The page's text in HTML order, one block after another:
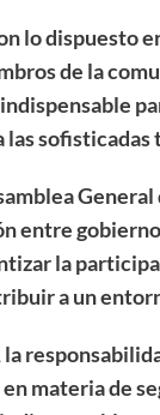
lo dispuesto
de la
las
entre
la
a un
materia de